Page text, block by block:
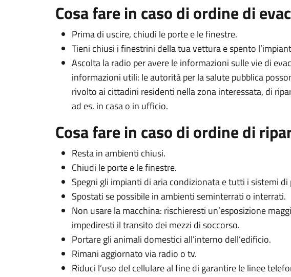
Cosa fare in caso di ordine di
Prima di uscire, chiudi le porte e le finestre.
Tieni chiusi i finestrini della tua vettura e spento
Ascolta la radio per avere le informazioni sulle vie di
informazioni utili: le autorità per la salute pubblica
rivolto ai cittadini residenti nella zona interessata, di
ad es. in casa o in ufficio.
Cosa fare in caso di ordine di
Resta in ambienti chiusi.
Chiudi le porte e le finestre.
Spegni gli impianti di aria condizionata e tutti i sistemi di
Spostati se possibile in ambienti seminterrati o interrati.
Non usare la macchina: rischieresti un’esposizione
impediresti il transito dei mezzi di soccorso.
Portare gli animali domestici all’interno dell’edificio.
Rimani aggiornato via radio o tv.
Riduci l’uso del cellulare al fine di garantire le linee